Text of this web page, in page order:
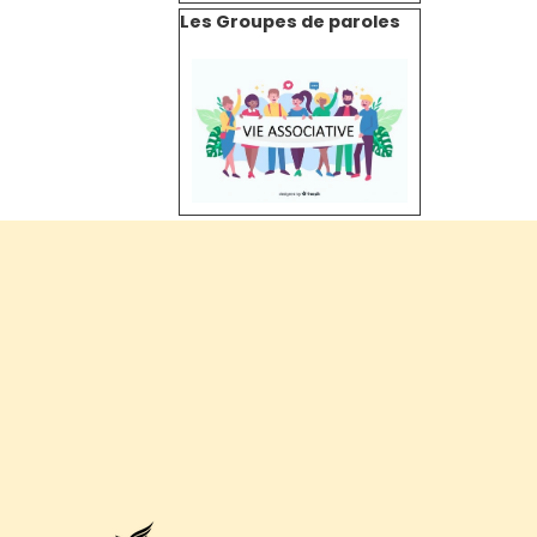
Sauter le bloc Les Groupes de paroles
Les Groupes de paroles